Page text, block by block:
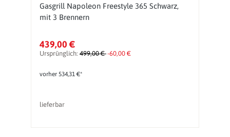
Gasgrill Napoleon Freestyle 365 Schwarz,
mit 3 Brennern
439,00 €
Ursprünglich: 499,00 €-60,00 €
vorher 534,31 €*
lieferbar